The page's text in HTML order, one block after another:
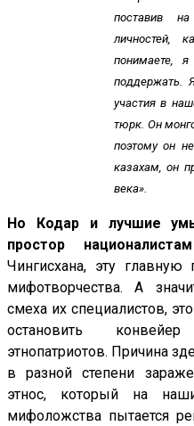
поставив
личностей,
понимаете,
поддержать.
участия в
тюрк. Он
поэтому он
казахам, он
века».
Но Кодар и лучшие
простор
Чингисхана, эту главную
мифотворчества. А
смеха их специалистов,
остановить
этнопатриотов. Причина
в разной степени
этнос, который на
мифоложства пытается